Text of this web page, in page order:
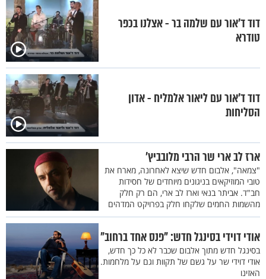
דוד ד'אור עם שלמה בר - אצלנו בכפר
טודרא
דוד ד'אור עם ליאור אלמליח - אדון
הסליחות
ארז לב ארי שר הרבי מלובביץ'
"צמאה", אלבום חדש שיצא לאחרונה, מארח את
טובי המוזיקאים בניגונים מיוחדים של חסידות
חב"ד. אביתר בנאי וארז לב ארי, הם רק חלק
מהשמות החמים שלקחו חלק בפרויקט המדהים
אודי דוידי בסינגל חדש: "פנס אחד ברחוב"
בסינגל חדש מתוך אלבום שכבר לא כל כך חדש,
אודי דוידי שר על גשם של תקוות וגם על מלחמות.
האזינו